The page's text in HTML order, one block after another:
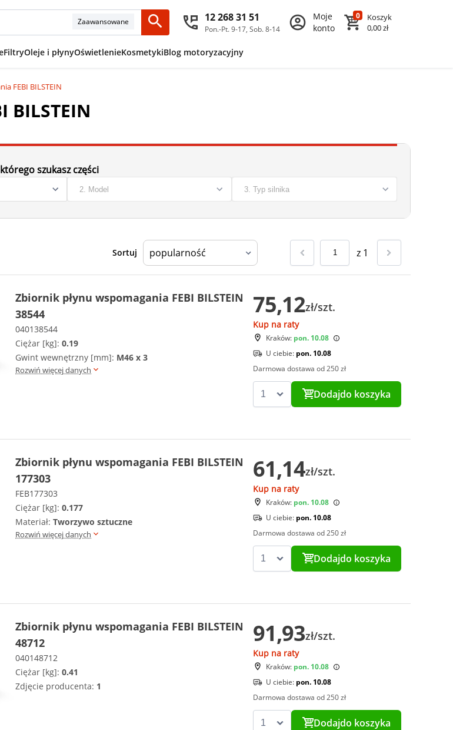
Zaawansowane 12 268 31 51
Pon.-Pt. 9-17, Sob. 8-14
Moje
konto
0
Koszyk
0,00 zł
FiltryOleje i płynyOświetlenieKosmetykiBlog motoryzacyjny
FEBI BILSTEIN
szukasz części
Sortuj z 1
Zbiornik płynu wspomagania FEBI BILSTEIN
38544
040138544
Ciężar [kg]: 0.19
Gwint wewnętrzny [mm]: M46 x 3
Rozwiń więcej danych
75,12zł/szt.
Kup na raty
Kraków: pon. 10.08
U ciebie: pon. 10.08
Darmowa dostawa od 250 zł
Dodajdo koszyka
Zbiornik płynu wspomagania FEBI BILSTEIN
177303
FEB177303
Ciężar [kg]: 0.177
Materiał: Tworzywo sztuczne
Rozwiń więcej danych
61,14zł/szt.
Kup na raty
Kraków: pon. 10.08
U ciebie: pon. 10.08
Darmowa dostawa od 250 zł
Dodajdo koszyka
Zbiornik płynu wspomagania FEBI BILSTEIN
48712
040148712
Ciężar [kg]: 0.41
Zdjęcie producenta: 1
91,93zł/szt.
Kup na raty
Kraków: pon. 10.08
U ciebie: pon. 10.08
Darmowa dostawa od 250 zł
Dodajdo koszyka